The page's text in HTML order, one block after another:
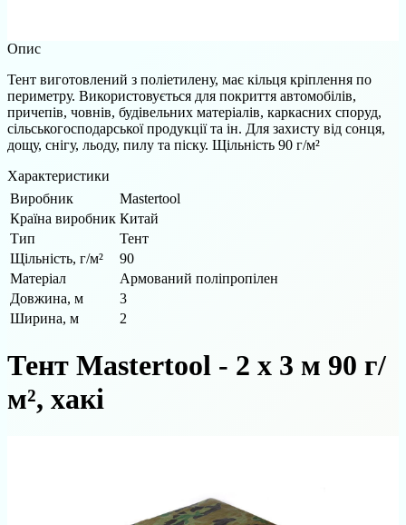
Опис
Тент виготовлений з поліетилену, має кільця кріплення по
периметру. Використовується для покриття автомобілів,
причепів, човнів, будівельних матеріалів, каркасних споруд,
сільськогосподарської продукції та ін. Для захисту від сонця,
дощу, снігу, льоду, пилу та піску. Щільність 90 г/м²
Характеристики
Виробник
Mastertool
Країна виробник Китай
Тип
Тент
Щільність, г/м²
90
Матеріал
Армований поліпропілен
Довжина, м
3
Ширина, м
2
Тент Mastertool - 2 х 3 м 90 г/
м², хакі